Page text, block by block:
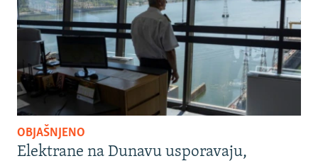
OBJAŠNJENO
Elektrane na Dunavu usporavaju,